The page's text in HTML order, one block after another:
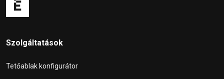
Szolgáltatások
Tetőablak konfigurátor